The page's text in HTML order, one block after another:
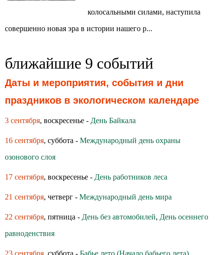
колосальными силами, наступила
совершенно новая эра в истории нашего р...
ближайшие 9 событий
Даты и мероприятия, события и дни
праздников в экологическом календаре
3 сентября, воскресенье - День Байкала
16 сентября, суббота - Международный день охраны
озонового слоя
17 сентября, воскресенье - День работников леса
21 сентября, четверг - Международный день мира
22 сентября, пятница - День без автомобилей, День осеннего
равноденствия
23 сентября, суббота - Бабье лето (Начало бабьего лета)